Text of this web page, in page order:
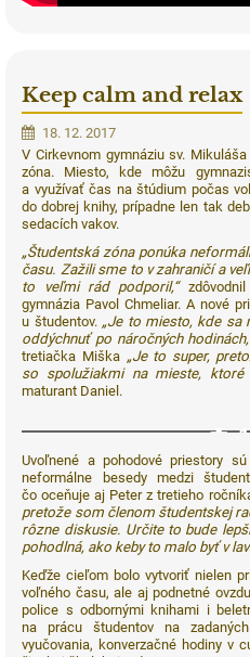
Keep calm and relax
18. 12. 2017
V Cirkevnom gymnáziu sv.
zóna. Miesto, kde môžu
a využívať čas na štúdium počas
do dobrej knihy, prípadne len tak
sedacích vakov.
„Študentská zóna ponúka
času. Zažili sme to v zahraničí a
to veľmi rád podporil,“zdôvodnil
gymnázia Pavol Chmeliar. A nové
u študentov. „Je to miesto, kde sa
oddýchnuť po náročných
tretiačka Miška „Je to super,
so spolužiakmi na mieste, ktoré
maturant Daniel.
Uvoľnené a pohodové priestory
neformálne besedy medzi
čo oceňuje aj Peter z tretieho
pretože som členom študentskej
rôzne diskusie. Určite to bude
pohodlná, ako keby to malo byť v
Keďže cieľom bolo vytvoriť nielen
voľného času, ale aj podnetné
police s odbornými knihami i
na prácu študentov na
vyučovania, konverzačné hodiny v